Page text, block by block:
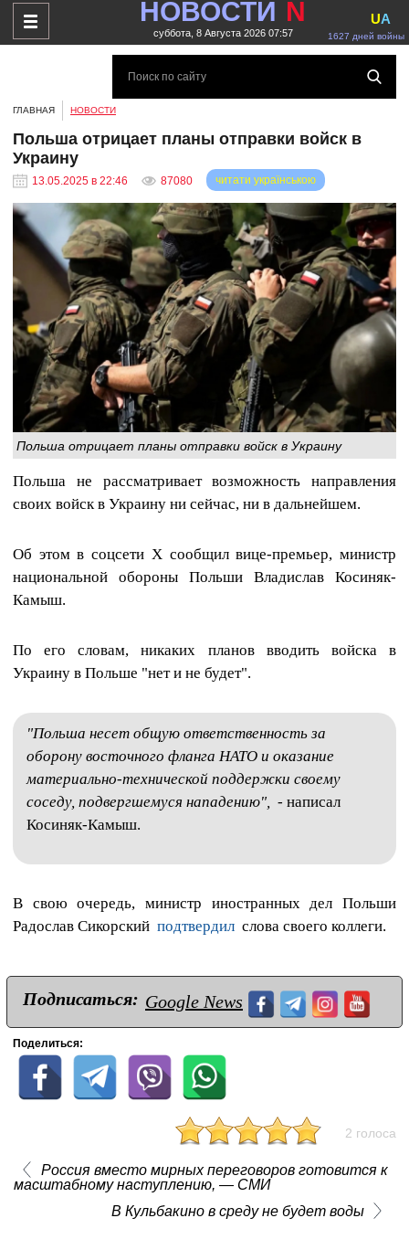
НОВОСТИ N
суббота, 8 Августа 2026 07:57 1627 дней войны
UA
ГЛАВНАЯ НОВОСТИ
Польша отрицает планы отправки войск в
Украину
13.05.2025 в 22:46 87080 читати українською
Польша отрицает планы отправки войск в Украину
Польша не рассматривает возможность направления
своих войск в Украину ни сейчас, ни в дальнейшем.
Об этом в соцсети Х сообщил вице-премьер, министр
национальной обороны Польши Владислав Косиняк-
Камыш.
По его словам, никаких планов вводить войска в
Украину в Польше "нет и не будет".
"Польша несет общую ответственность за
оборону восточного фланга НАТО и оказание
материально-технической поддержки своему
соседу, подвергшемуся нападению",
- написал
Косиняк-Камыш.
В свою очередь, министр иностранных дел Польши
Радослав Сикорский подтвердил слова своего коллеги.
Подписаться: Google News
Поделиться:
2 голоса
Россия вместо мирных переговоров готовится к
масштабному наступлению, — СМИ
В Кульбакино в среду не будет воды